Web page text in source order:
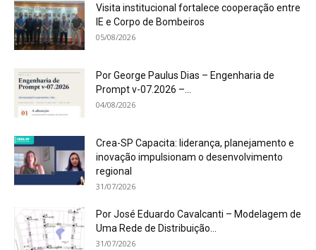
Visita institucional fortalece cooperação entre
IE e Corpo de Bombeiros
05/08/2026
Por George Paulus Dias – Engenharia de
Prompt v-07.2026 –...
04/08/2026
Crea-SP Capacita: liderança, planejamento e
inovação impulsionam o desenvolvimento
regional
31/07/2026
Por José Eduardo Cavalcanti – Modelagem de
Uma Rede de Distribuição...
31/07/2026